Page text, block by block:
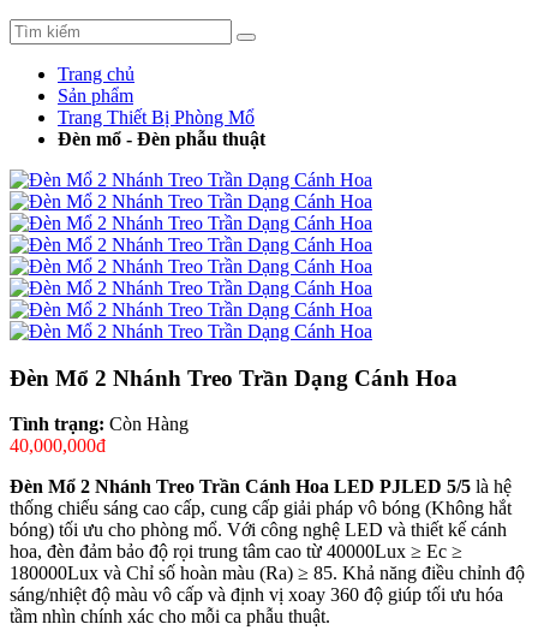
Trang chủ
Sản phẩm
Trang Thiết Bị Phòng Mổ
Đèn mổ - Đèn phẫu thuật
Đèn Mổ 2 Nhánh Treo Trần Dạng Cánh Hoa
Tình trạng: Còn Hàng
40,000,000đ
Đèn Mổ 2 Nhánh Treo Trần Cánh Hoa LED PJLED 5/5 là hệ
thống chiếu sáng cao cấp, cung cấp giải pháp vô bóng (Không hắt
bóng) tối ưu cho phòng mổ. Với công nghệ LED và thiết kế cánh
hoa, đèn đảm bảo độ rọi trung tâm cao từ 40000Lux ≥ Ec ≥
180000Lux và Chỉ số hoàn màu (Ra) ≥ 85. Khả năng điều chỉnh độ
sáng/nhiệt độ màu vô cấp và định vị xoay 360 độ giúp tối ưu hóa
tầm nhìn chính xác cho mỗi ca phẫu thuật.